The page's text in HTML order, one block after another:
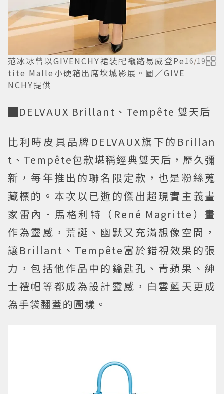
范冰冰曾以GIVENCHY裙裝配襯路易威登Pe
tite Malle小硬箱出席坎城影展。圖／GIVE
NCHY提供
16/19
█DELVAUX Brillant、Tempête 雙天后
比利時皮具品牌DELVAUX旗下的Brillan
t、Tempête包款堪稱經典雙天后，歷久彌
新，每年推出的聯名限定款，也是粉絲蒐
藏標的。本次以已逝的傑出超現實主義畫
家雷內．馬格利特（René Magritte）畫
作為靈感，荒誕、幽默又充滿想像空間，
讓Brillant、Tempête富於錯視效果的張
力，包括他作品中的鑰匙孔、青蘋果、紳
士禮帽等都成為設計靈感，白雲藍天更成
為手袋翻蓋的圖樣。